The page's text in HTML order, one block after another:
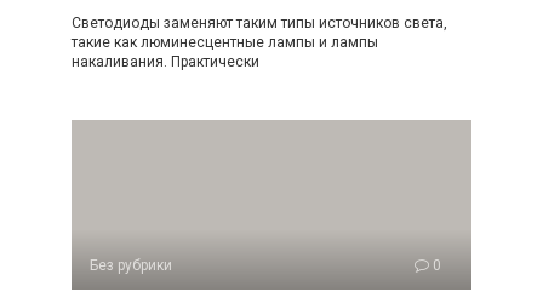
Светодиоды заменяют таким типы источников света,
такие как люминесцентные лампы и лампы
накаливания. Практически
Без рубрики 0